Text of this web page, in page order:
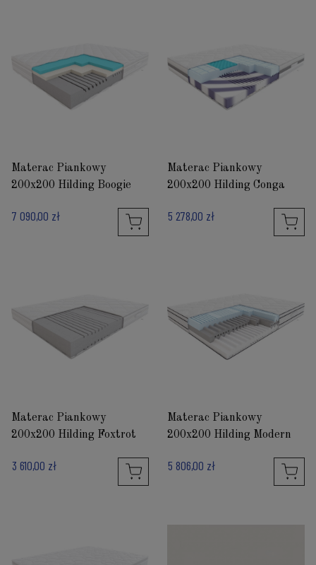
Materac Piankowy
200x200 Hilding Boogie
7 090,00 zł
Materac Piankowy
200x200 Hilding Conga
5 278,00 zł
Materac Piankowy
200x200 Hilding Foxtrot
3 610,00 zł
Materac Piankowy
200x200 Hilding Modern
5 806,00 zł